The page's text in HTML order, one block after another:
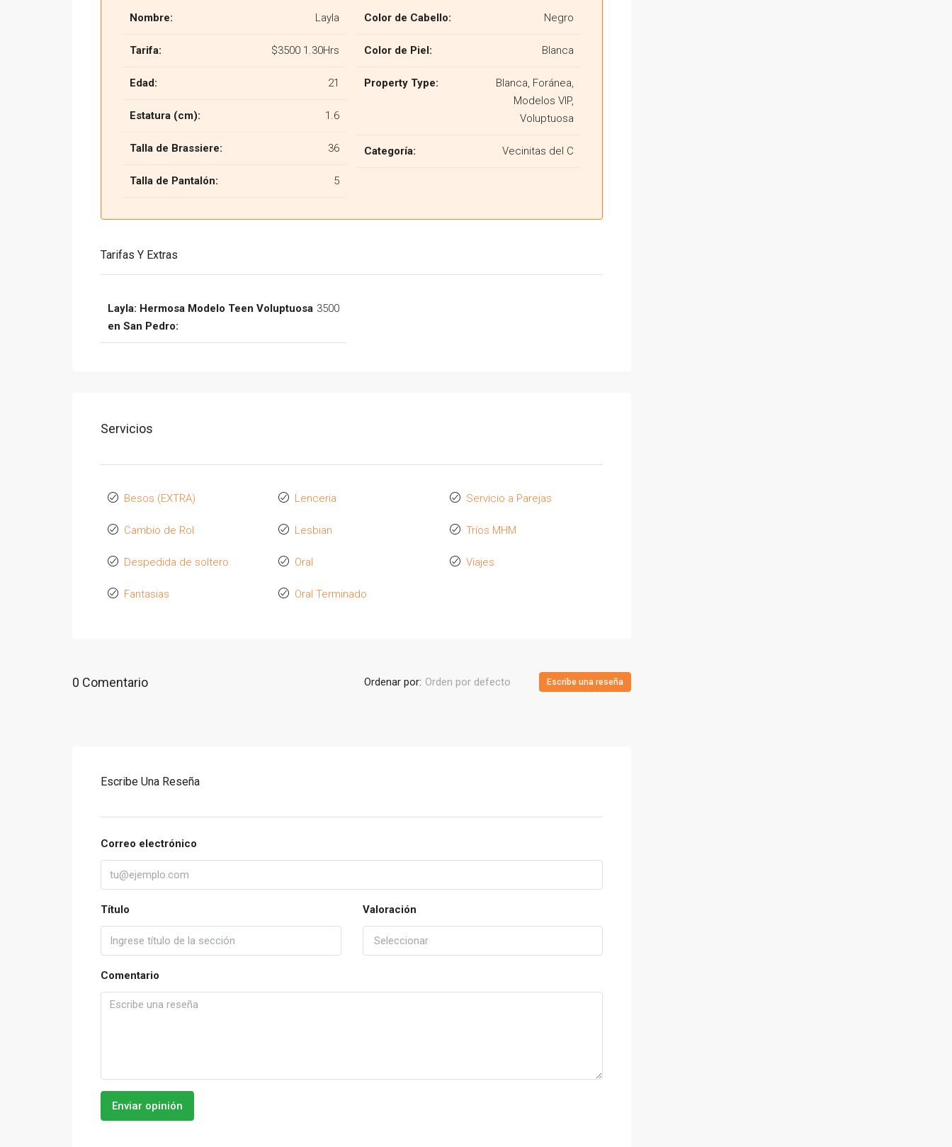
Nombre: Layla
Tarifa: $3500 1.30Hrs
Edad: 21
Estatura (cm): 1.6
Talla de Brassiere: 36
Talla de Pantalón: 5
Color de Cabello: Negro
Color de Piel: Blanca
Property Type:
Blanca, Foránea,
Modelos VIP,
Voluptuosa
Categoría: Vecinitas del C
Tarifas Y Extras
Layla: Hermosa Modelo Teen Voluptuosa
en San Pedro:
3500
Servicios
Besos (EXTRA)
Cambio de Rol
Despedida de soltero
Fantasias
Lenceria
Lesbian
Oral
Oral Terminado
Servicio a Parejas
Tríos MHM
Viajes
0 Comentario Ordenar por: Orden por defecto Escribe una reseña
Escribe Una Reseña
Correo electrónico
Título Valoración
Seleccionar
Comentario
Enviar opinión